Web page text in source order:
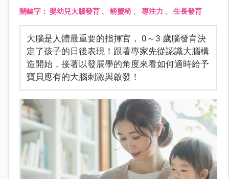
關鍵字： 嬰幼兒大腦發育、 螃蟹椅、 專注力 、 生長發育
大腦是人體最重要的指揮官， 0～3 歲腦發育決
定了孩子的日後表現！跟著專家先從認識大腦構
造開始，接著以發展學的角度來看如何適時給予
寶貝應有的大腦刺激與啟發！